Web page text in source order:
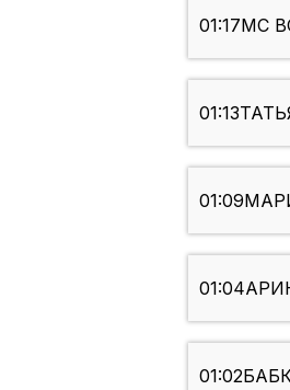
01:17MC
01:13
01:09
01:04
01:02